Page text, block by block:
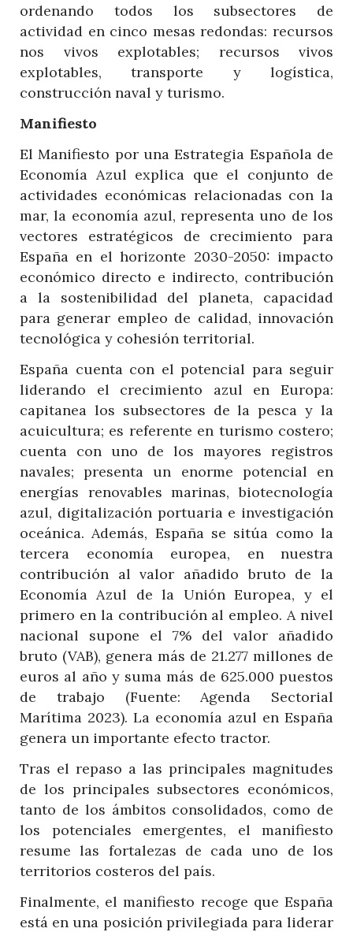
ordenando todos los subsectores de
actividad en cinco mesas redondas: recursos
nos vivos explotables; recursos vivos
explotables, transporte y logística,
construcción naval y turismo.
Manifiesto
El Manifiesto por una Estrategia Española de
Economía Azul explica que el conjunto de
actividades económicas relacionadas con la
mar, la economía azul, representa uno de los
vectores estratégicos de crecimiento para
España en el horizonte 2030-2050: impacto
económico directo e indirecto, contribución
a la sostenibilidad del planeta, capacidad
para generar empleo de calidad, innovación
tecnológica y cohesión territorial.
España cuenta con el potencial para seguir
liderando el crecimiento azul en Europa:
capitanea los subsectores de la pesca y la
acuicultura; es referente en turismo costero;
cuenta con uno de los mayores registros
navales; presenta un enorme potencial en
energías renovables marinas, biotecnología
azul, digitalización portuaria e investigación
oceánica. Además, España se sitúa como la
tercera economía europea, en nuestra
contribución al valor añadido bruto de la
Economía Azul de la Unión Europea, y el
primero en la contribución al empleo. A nivel
nacional supone el 7% del valor añadido
bruto (VAB), genera más de 21.277 millones de
euros al año y suma más de 625.000 puestos
de trabajo (Fuente: Agenda Sectorial
Marítima 2023). La economía azul en España
genera un importante efecto tractor.
Tras el repaso a las principales magnitudes
de los principales subsectores económicos,
tanto de los ámbitos consolidados, como de
los potenciales emergentes, el manifiesto
resume las fortalezas de cada uno de los
territorios costeros del país.
Finalmente, el manifiesto recoge que España
está en una posición privilegiada para liderar